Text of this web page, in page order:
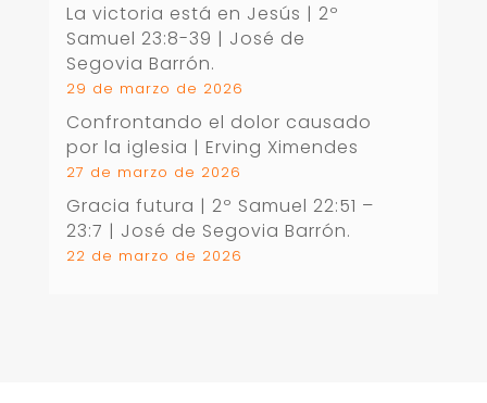
La victoria está en Jesús | 2º
Samuel 23:8-39 | José de
Segovia Barrón.
29 de marzo de 2026
Confrontando el dolor causado
por la iglesia | Erving Ximendes
27 de marzo de 2026
Gracia futura | 2º Samuel 22:51 –
23:7 | José de Segovia Barrón.
22 de marzo de 2026